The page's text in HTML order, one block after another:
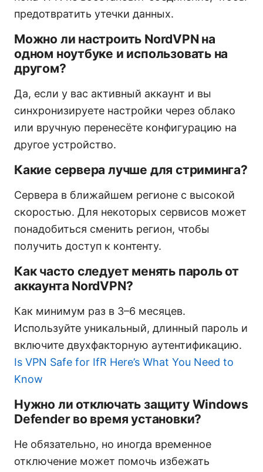
предотвратить утечки данных.
Можно ли настроить NordVPN на
одном ноутбуке и использовать на
другом?
Да, если у вас активный аккаунт и вы
синхронизируете настройки через облако
или вручную перенесёте конфигурацию на
другое устройство.
Какие сервера лучше для стриминга?
Сервера в ближайшем регионе с высокой
скоростью. Для некоторых сервисов может
понадобиться сменить регион, чтобы
получить доступ к контенту.
Как часто следует менять пароль от
аккаунта NordVPN?
Как минимум раз в 3–6 месяцев.
Используйте уникальный, длинный пароль и
включите двухфакторную аутентификацию.
Is VPN Safe for IfR Here’s What You Need to
Know
Нужно ли отключать защиту Windows
Defender во время установки?
Не обязательно, но иногда временное
отключение может помочь избежать